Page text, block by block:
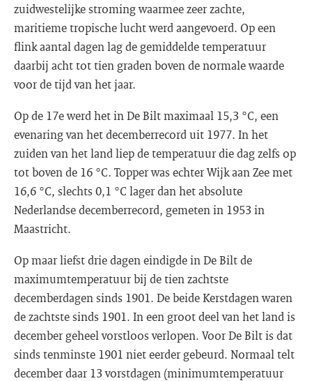
zuidwestelijke stroming waarmee zeer zachte,
maritieme tropische lucht werd aangevoerd. Op een
flink aantal dagen lag de gemiddelde temperatuur
daarbij acht tot tien graden boven de normale waarde
voor de tijd van het jaar.
Op de 17e werd het in De Bilt maximaal 15,3 °C, een
evenaring van het decemberrecord uit 1977. In het
zuiden van het land liep de temperatuur die dag zelfs op
tot boven de 16 °C. Topper was echter Wijk aan Zee met
16,6 °C, slechts 0,1 °C lager dan het absolute
Nederlandse decemberrecord, gemeten in 1953 in
Maastricht.
Op maar liefst drie dagen eindigde in De Bilt de
maximumtemperatuur bij de tien zachtste
decemberdagen sinds 1901. De beide Kerstdagen waren
de zachtste sinds 1901. In een groot deel van het land is
december geheel vorstloos verlopen. Voor De Bilt is dat
sinds tenminste 1901 niet eerder gebeurd. Normaal telt
december daar 13 vorstdagen (minimumtemperatuur